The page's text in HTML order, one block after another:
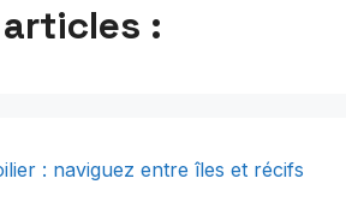
:
: naviguez entre îles et récifs